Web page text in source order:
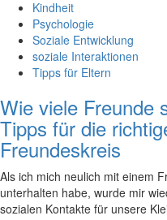
Kindheit
Psychologie
Soziale Entwicklung
soziale Interaktionen
Tipps für Eltern
Wie viele Freunde
Tipps für die
Freundeskreis
Als‍ ich mich neulich⁣ mit einem
unterhalten ​habe,⁤ wurde ⁤mir
sozialen Kontakte für​ unsere